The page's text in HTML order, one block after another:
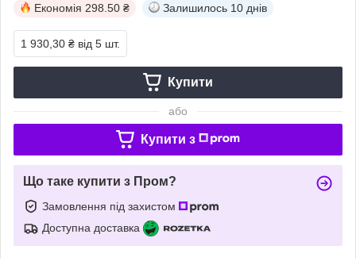
Економія 298.50 ₴ Залишилось 10 днів
1 930,30 ₴ від 5 шт.
Купити
або
Купити з
Що таке купити з Пром?
Замовлення під захистом
Доступна доставка